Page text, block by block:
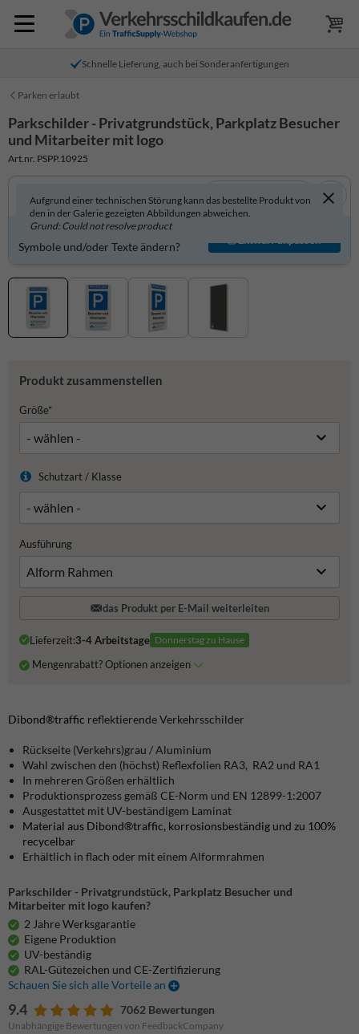
Schnelle Lieferung, auch bei Sonderanfertigungen
Parken erlaubt
Parkschilder - Privatgrundstück, Parkplatz Besucher
und Mitarbeiter mit logo
Art.nr. PSPP.10925
Aufgrund einer technischen Störung kann das bestellte Produkt von
den in der Galerie gezeigten Abbildungen abweichen.
Grund: Could not resolve product
In 3D anzeigen
Produkt individuell gestalten?
Symbole und/oder Texte ändern?
Entwurf anpassen
Produkt zusammenstellen
Größe*
Schutzart / Klasse
Ausführung
das Produkt per E-Mail weiterleiten
Lieferzeit:3-4 Arbeitstage Donnerstag zu Hause
Mengenrabatt? Optionen anzeigen
Dibond®traffic reflektierende Verkehrsschilder
Rückseite (Verkehrs)grau / Aluminium
Wahl zwischen den (höchst) Reflexfolien RA3, RA2 und RA1
In mehreren Größen erhältlich
Produktionsprozess gemäß CE-Norm und EN 12899-1:2007
Ausgestattet mit UV-beständigem Laminat
Material aus Dibond®traffic, korrosionsbeständig und zu 100%
recycelbar
Erhältlich in flach oder mit einem Alformrahmen
Parkschilder - Privatgrundstück, Parkplatz Besucher und
Mitarbeiter mit logo kaufen?
2 Jahre Werksgarantie
Eigene Produktion
UV-beständig
RAL-Gütezeichen und CE-Zertifizierung
Schauen Sie sich alle Vorteile an
9.4 7062 Bewertungen
Unabhängige Bewertungen von FeedbackCompany